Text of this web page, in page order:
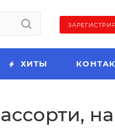
ХИТЫ
на